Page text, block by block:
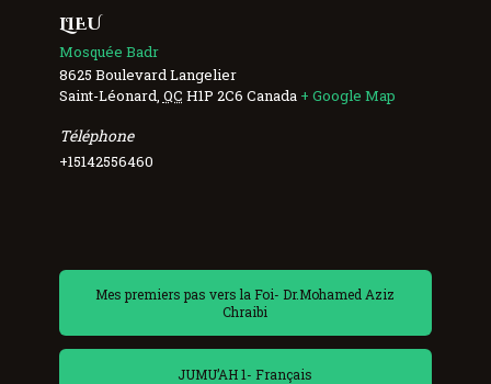
LIEU
Mosquée Badr
8625 Boulevard Langelier
Saint-Léonard QC H1P 2C6 Canada + Google Map
Téléphone
+15142556460
Mes premiers pas vers la Foi- Dr.Mohamed Aziz
Chraibi
JUMU’AH 1- Français